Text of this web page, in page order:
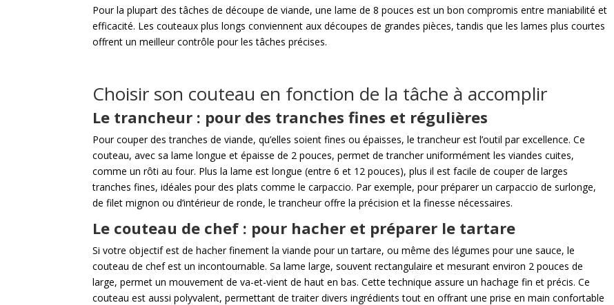
Pour la plupart des tâches de découpe de viande, une lame de 8 pouces est un bon compromis entre maniabilité et
efficacité. Les couteaux plus longs conviennent aux découpes de grandes pièces, tandis que les lames plus courtes
offrent un meilleur contrôle pour les tâches précises.
Choisir son couteau en fonction de la tâche à accomplir
Le trancheur : pour des tranches fines et régulières
Pour couper des tranches de viande, qu’elles soient fines ou épaisses, le trancheur est l’outil par excellence. Ce
couteau, avec sa lame longue et épaisse de 2 pouces, permet de trancher uniformément les viandes cuites,
comme un rôti au four. Plus la lame est longue (entre 6 et 12 pouces), plus il est facile de couper de larges
tranches fines, idéales pour des plats comme le carpaccio. Par exemple, pour préparer un carpaccio de surlonge,
de filet mignon ou d’intérieur de ronde, le trancheur offre la précision et la finesse nécessaires.
Le couteau de chef : pour hacher et préparer le tartare
Si votre objectif est de hacher finement la viande pour un tartare, ou même des légumes pour une sauce, le
couteau de chef est un incontournable. Sa lame large, souvent rectangulaire et mesurant environ 2 pouces de
large, permet un mouvement de va-et-vient de haut en bas. Cette technique assure un hachage fin et précis. Ce
couteau est aussi polyvalent, permettant de traiter divers ingrédients tout en offrant une prise en main confortable